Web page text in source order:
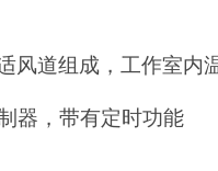
风道组成，工作室内
器，带有定时功能